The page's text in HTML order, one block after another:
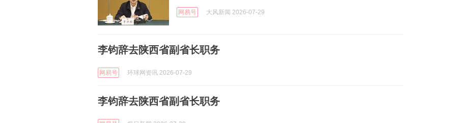
网易号 大风新闻 2026-07-29
李钧辞去陕西省副省长职务
网易号 环球网资讯 2026-07-29
李钧辞去陕西省副省长职务